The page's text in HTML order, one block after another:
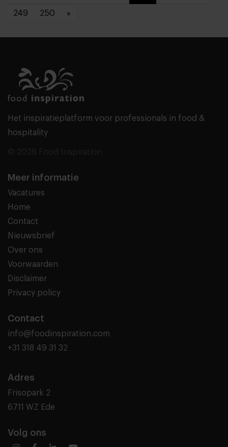
249 250 »
Het inspiratieplatform voor professionals in food &
hospitality
Meer informatie
Vacatures
Home
Contact
Nieuwsbrief
Over ons
Voorwaarden
Disclaimer
Privacy policy
Contact
info@foodinspiration.com
+31 318 49 31 32
Adres
Frisopark 2
6711 WZ Ede
Volg ons